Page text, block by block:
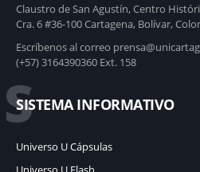
Claustro de San Agustín, Centro
Cra. 6 #36-100 Cartagena, Bolívar,
Escríbenos al correo
(+57) 3164390360 Ext. 158
S
SISTEMA INFORMATIVO
Universo U Cápsulas